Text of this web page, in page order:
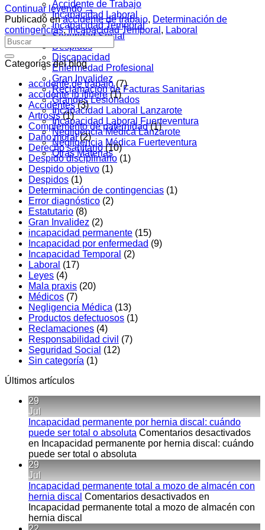
Accidente de Trabajo
Incapacidad Laboral
Incapacidad Temporal
Seguridad Social
Despidos
Discapacidad
Enfermedad Profesional
Gran Invalidez
Reclamación de Facturas Sanitarias
Grandes Lesionados
Incapacidad Laboral Lanzarote
Incapacidad Laboral Fuerteventura
Negligencia Médica Lanzarote
Negligencia Médica Fuerteventura
Otras Materias
Continuar leyendo→
Publicado enaccidente de trabajo, Determinación de
contingencias,Incapacidad Temporal , Laboral
Categorías del blog
accidente de trabajo(7)
accidente in itinere(1)
Accidentes(3)
Artrosis(1)
Complemento de paternidad(1)
Daño moral(2)
Derecho sanitario(10)
Despido disciplinario (1)
Despido objetivo (1)
Despidos (1)
Determinación de contingencias (1)
Error diagnóstico (2)
Estatutario (8)
Gran Invalidez (2)
incapacidad permanente (15)
Incapacidad por enfermedad (9)
Incapacidad Temporal (2)
Laboral (17)
Leyes (4)
Mala praxis (20)
Médicos (7)
Negligencia Médica (13)
Productos defectuosos (1)
Reclamaciones (4)
Responsabilidad civil (7)
Seguridad Social (12)
Sin categoría (1)
Últimos artículos
29
Jul
Incapacidad permanente por hernia discal: cuándo
puede ser total o absoluta Comentarios desactivados
en Incapacidad permanente por hernia discal: cuándo
puede ser total o absoluta
29
Jul
Incapacidad permanente total a mozo de almacén con
hernia discal Comentarios desactivados en
Incapacidad permanente total a mozo de almacén con
hernia discal